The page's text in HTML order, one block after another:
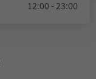
12:00 - 23:00